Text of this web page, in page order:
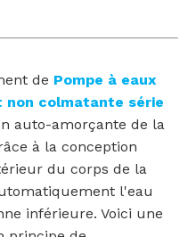
de Pompe à eaux
non colmatante série
auto-amorçante de la
à la conception
du corps de la
l'eau
inférieure. Voici une